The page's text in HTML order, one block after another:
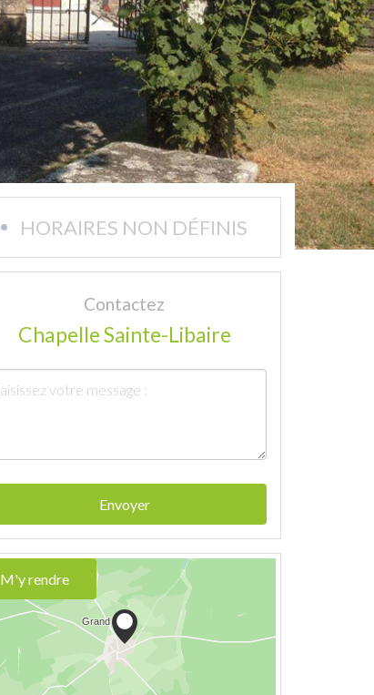
HORAIRES NON DÉFINIS
Contactez
Chapelle Sainte-Libaire
Envoyer
M'y rendre